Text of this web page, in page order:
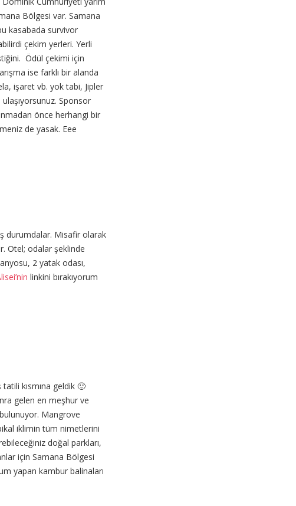
Bölgesi var. Samana
kasabada survivor
çekim yerleri. Yerli
Ödül çekimi için
ise farklı bir alanda
işaret vb. yok tabi, Jipler
Sponsor
önce herhangi bir
de yasak. Eee
durumdalar. Misafir olarak
Otel; odalar şeklinde
2 yatak odası,
linkini bırakıyorum
kısmına geldik 🙂
gelen en meşhur ve
Mangrove
iklimin tüm nimetlerini
doğal parkları,
için Samana Bölgesi
yapan kambur balinaları